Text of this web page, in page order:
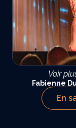
Voir
Fabienne
En